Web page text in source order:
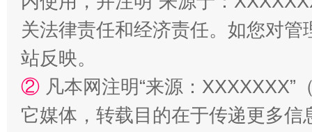
站台名比不上好声名
关法律责任和经济责任。如您对
站反映。
② 凡本网注明“来源：
它媒体，转载目的在于传递更多